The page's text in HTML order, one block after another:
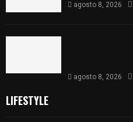
agosto 8, 2026
agosto 8, 2026
LIFESTYLE